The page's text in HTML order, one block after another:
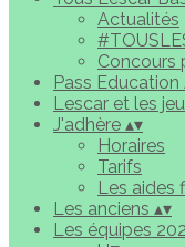
Actualités
Concours
Pass Education
Lescar et les
J'adhère ▴▾
Horaires
Tarifs
Les aides
Les anciens ▴▾
Les équipes